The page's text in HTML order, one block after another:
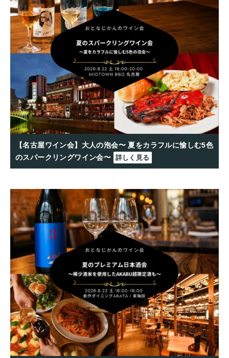
【名古屋ワイン会】大人の泡会〜 夏をカラフルに愉しむ5色
のスパークリングワイン会〜 詳しく見る